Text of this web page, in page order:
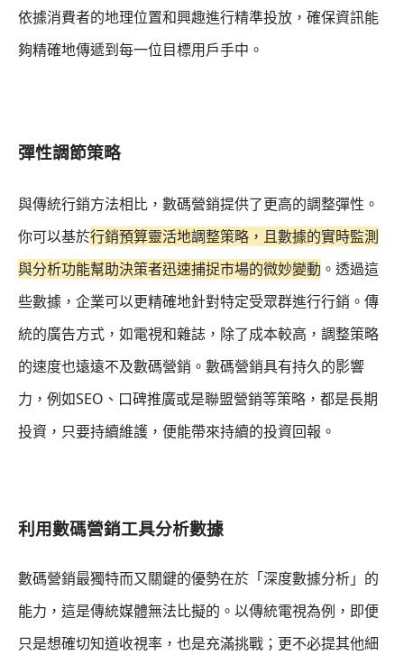
依據消費者的地理位置和興趣進行精準投放，確保資訊能
夠精確地傳遞到每一位目標用戶手中。
彈性調節策略
與傳統行銷方法相比，數碼營銷提供了更高的調整彈性。
你可以基於行銷預算靈活地調整策略，且數據的實時監測
與分析功能幫助決策者迅速捕捉市場的微妙變動 。透過這
些數據，企業可以更精確地針對特定受眾群進行行銷。傳
統的廣告方式，如電視和雜誌，除了成本較高，調整策略
的速度也遠遠不及數碼營銷。數碼營銷具有持久的影響
力，例如SEO、口碑推廣或是聯盟營銷等策略，都是長期
投資，只要持續維護，便能帶來持續的投資回報。
利用數碼營銷工具分析數據
數碼營銷最獨特而又關鍵的優勢在於「深度數據分析」的
能力，這是傳統媒體無法比擬的。以傳統電視為例，即便
只是想確切知道收視率，也是充滿挑戰；更不必提其他細